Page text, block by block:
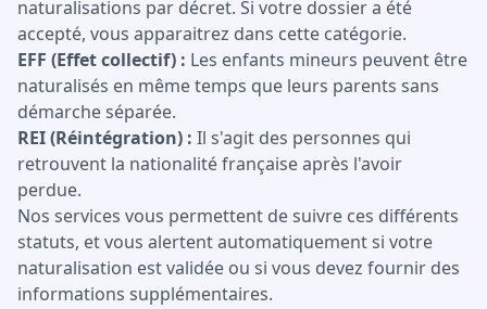
naturalisations par décret. Si votre dossier a été
accepté, vous apparaitrez dans cette catégorie.
EFF (Effet collectif) : Les enfants mineurs peuvent être
naturalisés en même temps que leurs parents sans
démarche séparée.
REI (Réintégration) : Il s'agit des personnes qui
retrouvent la nationalité française après l'avoir
perdue.
Nos services vous permettent de suivre ces différents
statuts, et vous alertent automatiquement si votre
naturalisation est validée ou si vous devez fournir des
informations supplémentaires.